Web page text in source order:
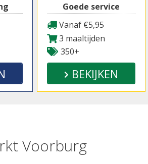
Goede service
Vanaf €5,95
3 maaltijden
350+
BEKIJKEN
Voorburg